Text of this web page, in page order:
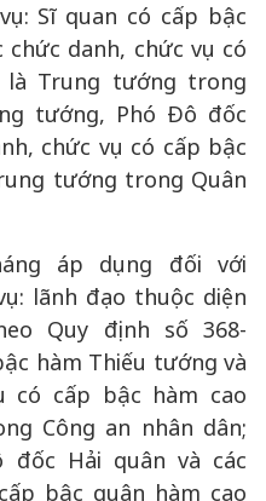
Sĩ quan có cấp bậc
danh, chức vụ có
Trung tướng trong
tướng, Phó Đô đốc
chức vụ có cấp bậc
tướng trong Quân
áp dụng đối với
lãnh đạo thuộc diện
Quy định số 368-
hàm Thiếu tướng và
có cấp bậc hàm cao
Công an nhân dân;
đốc Hải quân và các
bậc quân hàm cao